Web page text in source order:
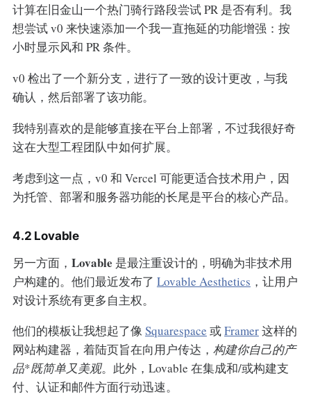
计算在旧金山一个热门骑行路段尝试 PR 是否有利。我
想尝试 v0 来快速添加一个我一直拖延的功能增强：按
小时显示风和 PR 条件。
v0 检出了一个新分支，进行了一致的设计更改，与我
确认，然后部署了该功能。
我特别喜欢的是能够直接在平台上部署，不过我很好奇
这在大型工程团队中如何扩展。
考虑到这一点，v0 和 Vercel 可能更适合技术用户，因
为托管、部署和服务器功能的长尾是平台的核心产品。
4.2 Lovable
另一方面， Lovable 是最注重设计的，明确为非技术用
户构建的。他们最近发布了 Lovable Aesthetics ，让用户
对设计系统有更多自主权。
他们的模板让我想起了像 Squarespace 或Framer这样的
网站构建器，着陆页旨在向用户传达， 构建你自己的产
品*既简单又美观。此外，Lovable 在集成和/或构建支
付、认证和邮件方面行动迅速。